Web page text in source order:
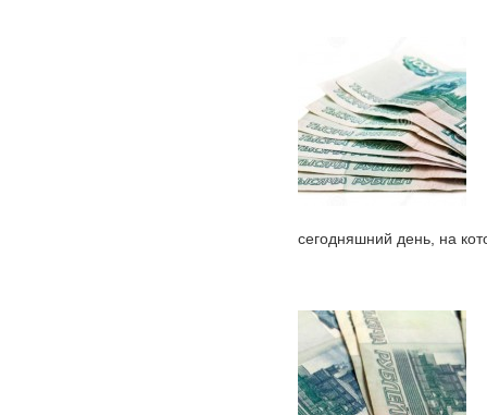
сегодняшний день, на